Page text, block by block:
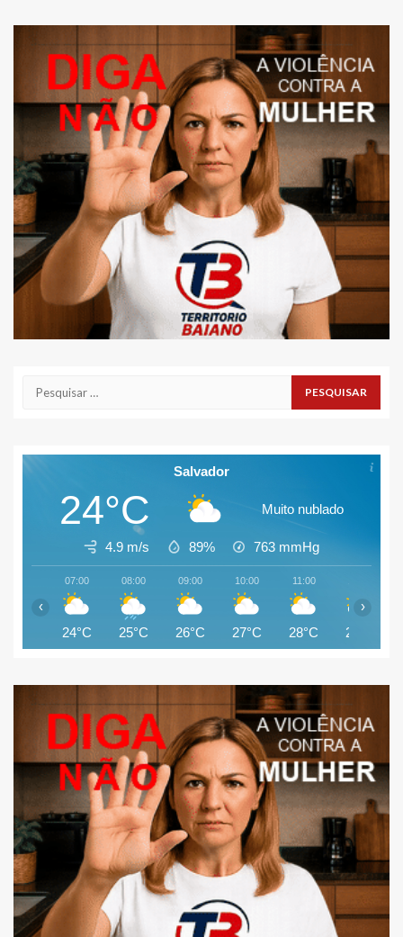
Pesquisar
Salvador
24°C Muito nublado
4.9 m/s 89% 763 mmHg
07:00
24°C
08:00
25°C
09:00
26°C
10:00
27°C
11:00
28°C 27°C
‹ ›